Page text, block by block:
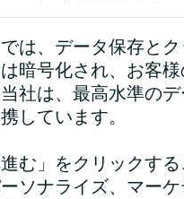
は、データ保存と
暗号化され、お客
社は、最高水準の
しています。
む」をクリックす
ソナライズ、マー